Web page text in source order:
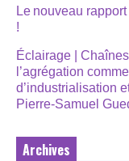
Le nouveau
!
Éclairage |
l’agrégation
d’industrialisation
Pierre-Samuel
Archives